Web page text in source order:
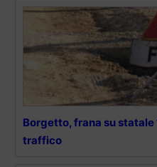
Borgetto, frana su
traffico